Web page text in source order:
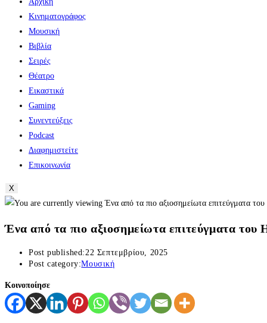
Κινηματογράφος
Μουσική
Βιβλία
Σειρές
Θέατρο
Εικαστικά
Gaming
Συνεντεύξεις
Podcast
Διαφημιστείτε
Επικοινωνία
X
Ένα από τα πιο αξιοσημείωτα επιτεύγματα
Post published: 22 Σεπτεμβρίου, 2025
Post category:Μουσική
Κοινοποίησε